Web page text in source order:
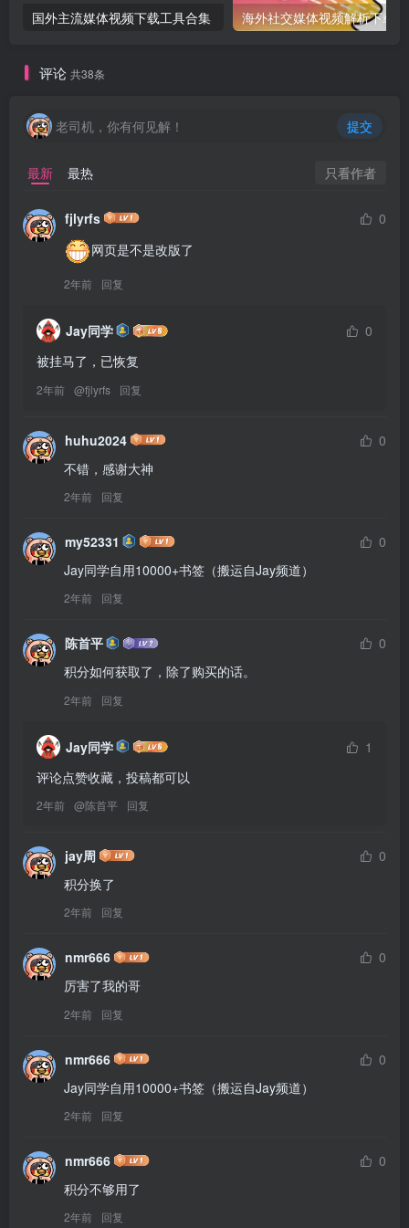
国外主流媒体视频下载工具合集
评论 共38条
老司机，你有何见解！ 提交
最新 最热 只看作者
fjlyrfs
0
网页是不是改版了
2年前 回复
Jay同学
0
被挂马了，已恢复
2年前 @fjlyrfs 回复
huhu2024
0
不错，感谢大神
2年前 回复
my52331
0
Jay同学自用10000+书签（搬运自Jay频道）
2年前 回复
陈首平
0
积分如何获取了，除了购买的话。
2年前 回复
Jay同学
1
评论点赞收藏，投稿都可以
2年前 @陈首平 回复
jay周
0
积分换了
2年前 回复
nmr666
0
厉害了我的哥
2年前 回复
nmr666
0
Jay同学自用10000+书签（搬运自Jay频道）
2年前 回复
nmr666
0
积分不够用了
2年前 回复